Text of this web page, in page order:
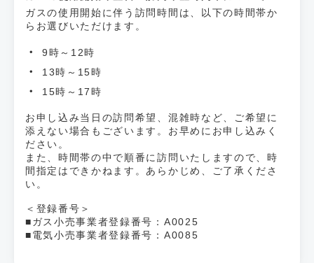
ガスの使用開始に伴う訪問時間は、以下の時間帯か
らお選びいただけます。
9時～12時
13時～15時
15時～17時
お申し込み当日の訪問希望、混雑時など、ご希望に
添えない場合もございます。お早めにお申し込みく
ださい。
また、時間帯の中で順番に訪問いたしますので、時
間指定はできかねます。あらかじめ、ご了承くださ
い。
＜登録番号＞
■ガス小売事業者登録番号：A0025
■電気小売事業者登録番号：A0085